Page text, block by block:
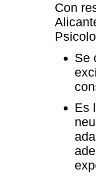
Con
Se
Es